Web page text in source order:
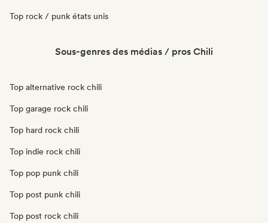
Top rock / punk états unis
Sous-genres des médias / pros Chili
Top alternative rock chili
Top garage rock chili
Top hard rock chili
Top indie rock chili
Top pop punk chili
Top post punk chili
Top post rock chili